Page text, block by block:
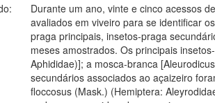
Durante um ano, vinte e cinco acessos
avaliados em viveiro para se identificar
praga principais, insetos-praga
meses amostrados. Os principais
Aphididae)]; a mosca-branca
secundários associados ao açaizeiro
floccosus (Mask.) (Hemiptera: